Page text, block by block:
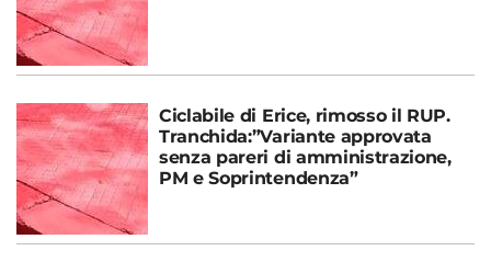
Ciclabile di Erice, rimosso il RUP.
Tranchida:”Variante approvata
senza pareri di amministrazione,
PM e Soprintendenza”